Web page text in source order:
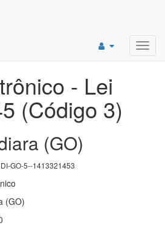
- Lei
(Código 3)
(GO)
GO-5--1413321453
(GO)